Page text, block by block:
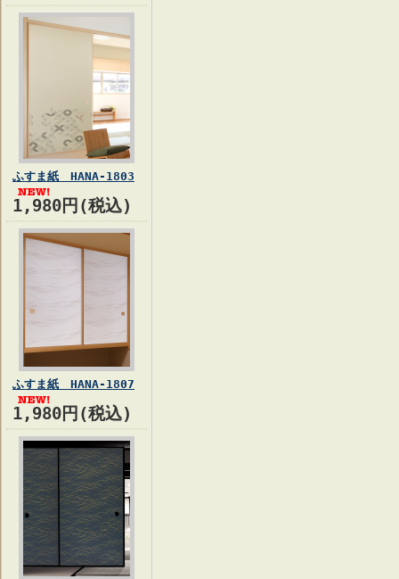
ふすま紙 HANA-1803
1,980円(税込)
ふすま紙 HANA-1807
1,980円(税込)